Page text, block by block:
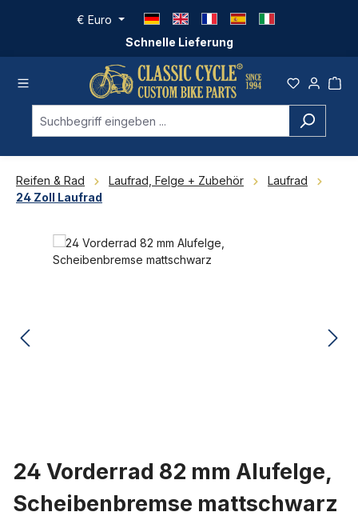
Zum Hauptinhalt springen
Schnelle Lieferung
€ Euro
Reifen & Rad Laufrad, Felge + Zubehör
Laufrad
24 Zoll Laufrad
Bildergalerie überspringen
24 Vorderrad 82 mm Alufelge,
Scheibenbremse mattschwarz